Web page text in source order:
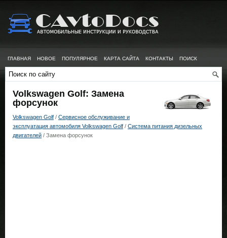
ГЛАВНАЯ НОВОЕ ПОПУЛЯРНОЕ КАРТА САЙТА КОНТАКТЫ ПОИСК
Volkswagen Golf: Замена
форсунок
Volkswagen Golf / Сервисное обслуживание и
эксплуатация автомобиля Volkswagen Golf / Система питания дизельных
двигателей / Замена форсунок